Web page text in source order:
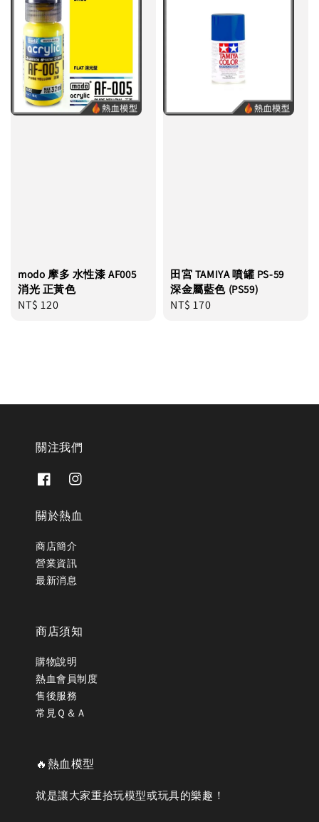
modo 摩多 水性漆 AF005
消光 正黃色
Regular
NT$ 120
田宮 TAMIYA 噴罐 PS-59
深金屬藍色 (PS59)
Regular
NT$ 170
關注我們
關於熱血
商店簡介
營業資訊
最新消息
商店須知
購物說明
熱血會員制度
售後服務
常見Ｑ＆Ａ
🔥熱血模型
就是讓大家重拾玩模型或玩具的樂趣！